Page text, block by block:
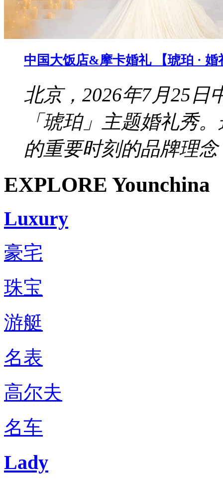
中国大饭店&摩卡婚礼 【琥珀 ·
北京，2026年7月25日
「琥珀」主题婚礼秀
的重要时刻的品牌理念
EXPLORE Younchina
Luxury
豪宅
珠宝
游艇
名表
高尔夫
名车
Lady